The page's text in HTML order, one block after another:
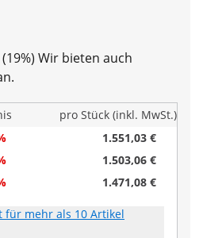
Wir bieten auch
pro Stück (inkl. MwSt.)
1.551,03 €
1.503,06 €
1.471,08 €
für mehr als 10 Artikel